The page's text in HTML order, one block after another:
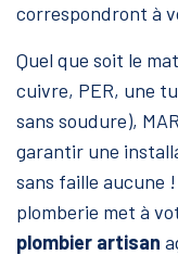
correspondront à
Quel que soit le
cuivre, PER, une
sans soudure),
garantir une
sans faille aucune
plomberie met à
plombier artisan